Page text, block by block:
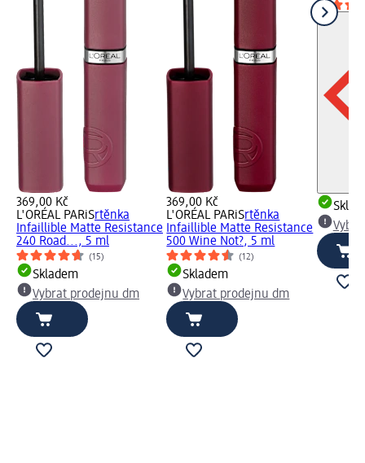
369,00 Kč
L'ORÉAL PARiSrtěnka
Infaillible Matte Resistance
240 Road..., 5 ml
(15)
Skladem
Vybrat prodejnu dm
369,00 Kč
L'ORÉAL PARiSrtěnka
Infaillible Matte Resistance
500 Wine Not?, 5 ml
(12)
Skladem
Vybrat prodejnu dm